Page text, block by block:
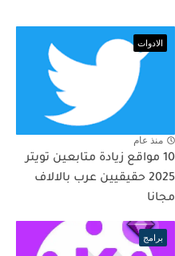
الادوات
منذ عام
10 مواقع زيادة متابعين تويتر
2025 حقيقيين عرب بالالاف
مجانا
برامج